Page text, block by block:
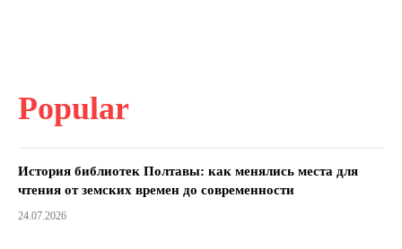
Popular
История библиотек Полтавы: как менялись места для
чтения от земских времен до современности
24.07.2026